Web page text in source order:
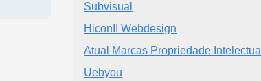
Subvisual
HiconII Webdesign
Atual Marcas Propriedade Intelectual
Uebyou